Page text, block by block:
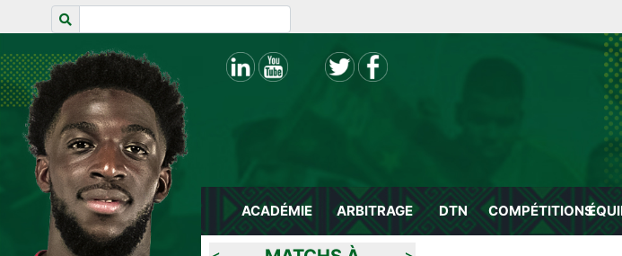
COMPÉTITIONS
DTN
ARBITRAGE
ACADÉMIE